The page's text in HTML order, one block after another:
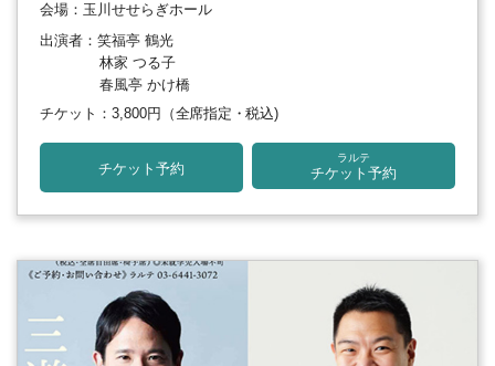
会場：玉川せせらぎホール
出演者：笑福亭 鶴光
林家 つる子
春風亭 かけ橋
チケット：3,800円
（全席指定・税込)
チケット予約
ラルテ
チケット予約